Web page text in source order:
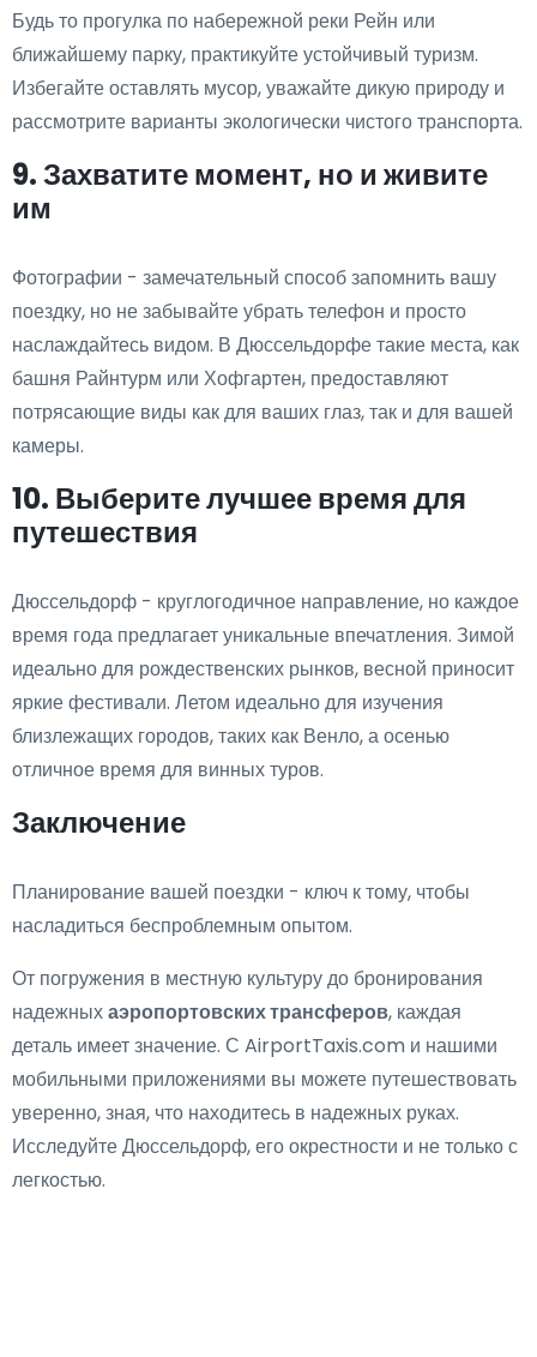
Будь то прогулка по набережной реки Рейн или
ближайшему парку, практикуйте устойчивый туризм.
Избегайте оставлять мусор, уважайте дикую природу и
рассмотрите варианты экологически чистого транспорта.
9. Захватите момент, но и живите
им
Фотографии - замечательный способ запомнить вашу
поездку, но не забывайте убрать телефон и просто
наслаждайтесь видом. В Дюссельдорфе такие места, как
башня Райнтурм или Хофгартен, предоставляют
потрясающие виды как для ваших глаз, так и для вашей
камеры.
10. Выберите лучшее время для
путешествия
Дюссельдорф - круглогодичное направление, но каждое
время года предлагает уникальные впечатления. Зимой
идеально для рождественских рынков, весной приносит
яркие фестивали. Летом идеально для изучения
близлежащих городов, таких как Венло, а осенью
отличное время для винных туров.
Заключение
Планирование вашей поездки - ключ к тому, чтобы
насладиться беспроблемным опытом.
От погружения в местную культуру до бронирования
надежныхаэропортовских трансферов, каждая
деталь имеет значение. С AirportTaxis.com и нашими
мобильными приложениями вы можете путешествовать
уверенно, зная, что находитесь в надежных руках.
Исследуйте Дюссельдорф, его окрестности и не только с
легкостью.